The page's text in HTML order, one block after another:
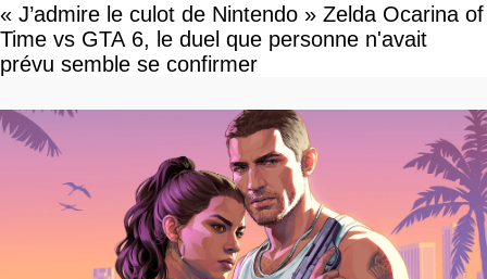
« J’admire le culot de Nintendo » Zelda Ocarina of
Time vs GTA 6, le duel que personne n'avait
prévu semble se confirmer